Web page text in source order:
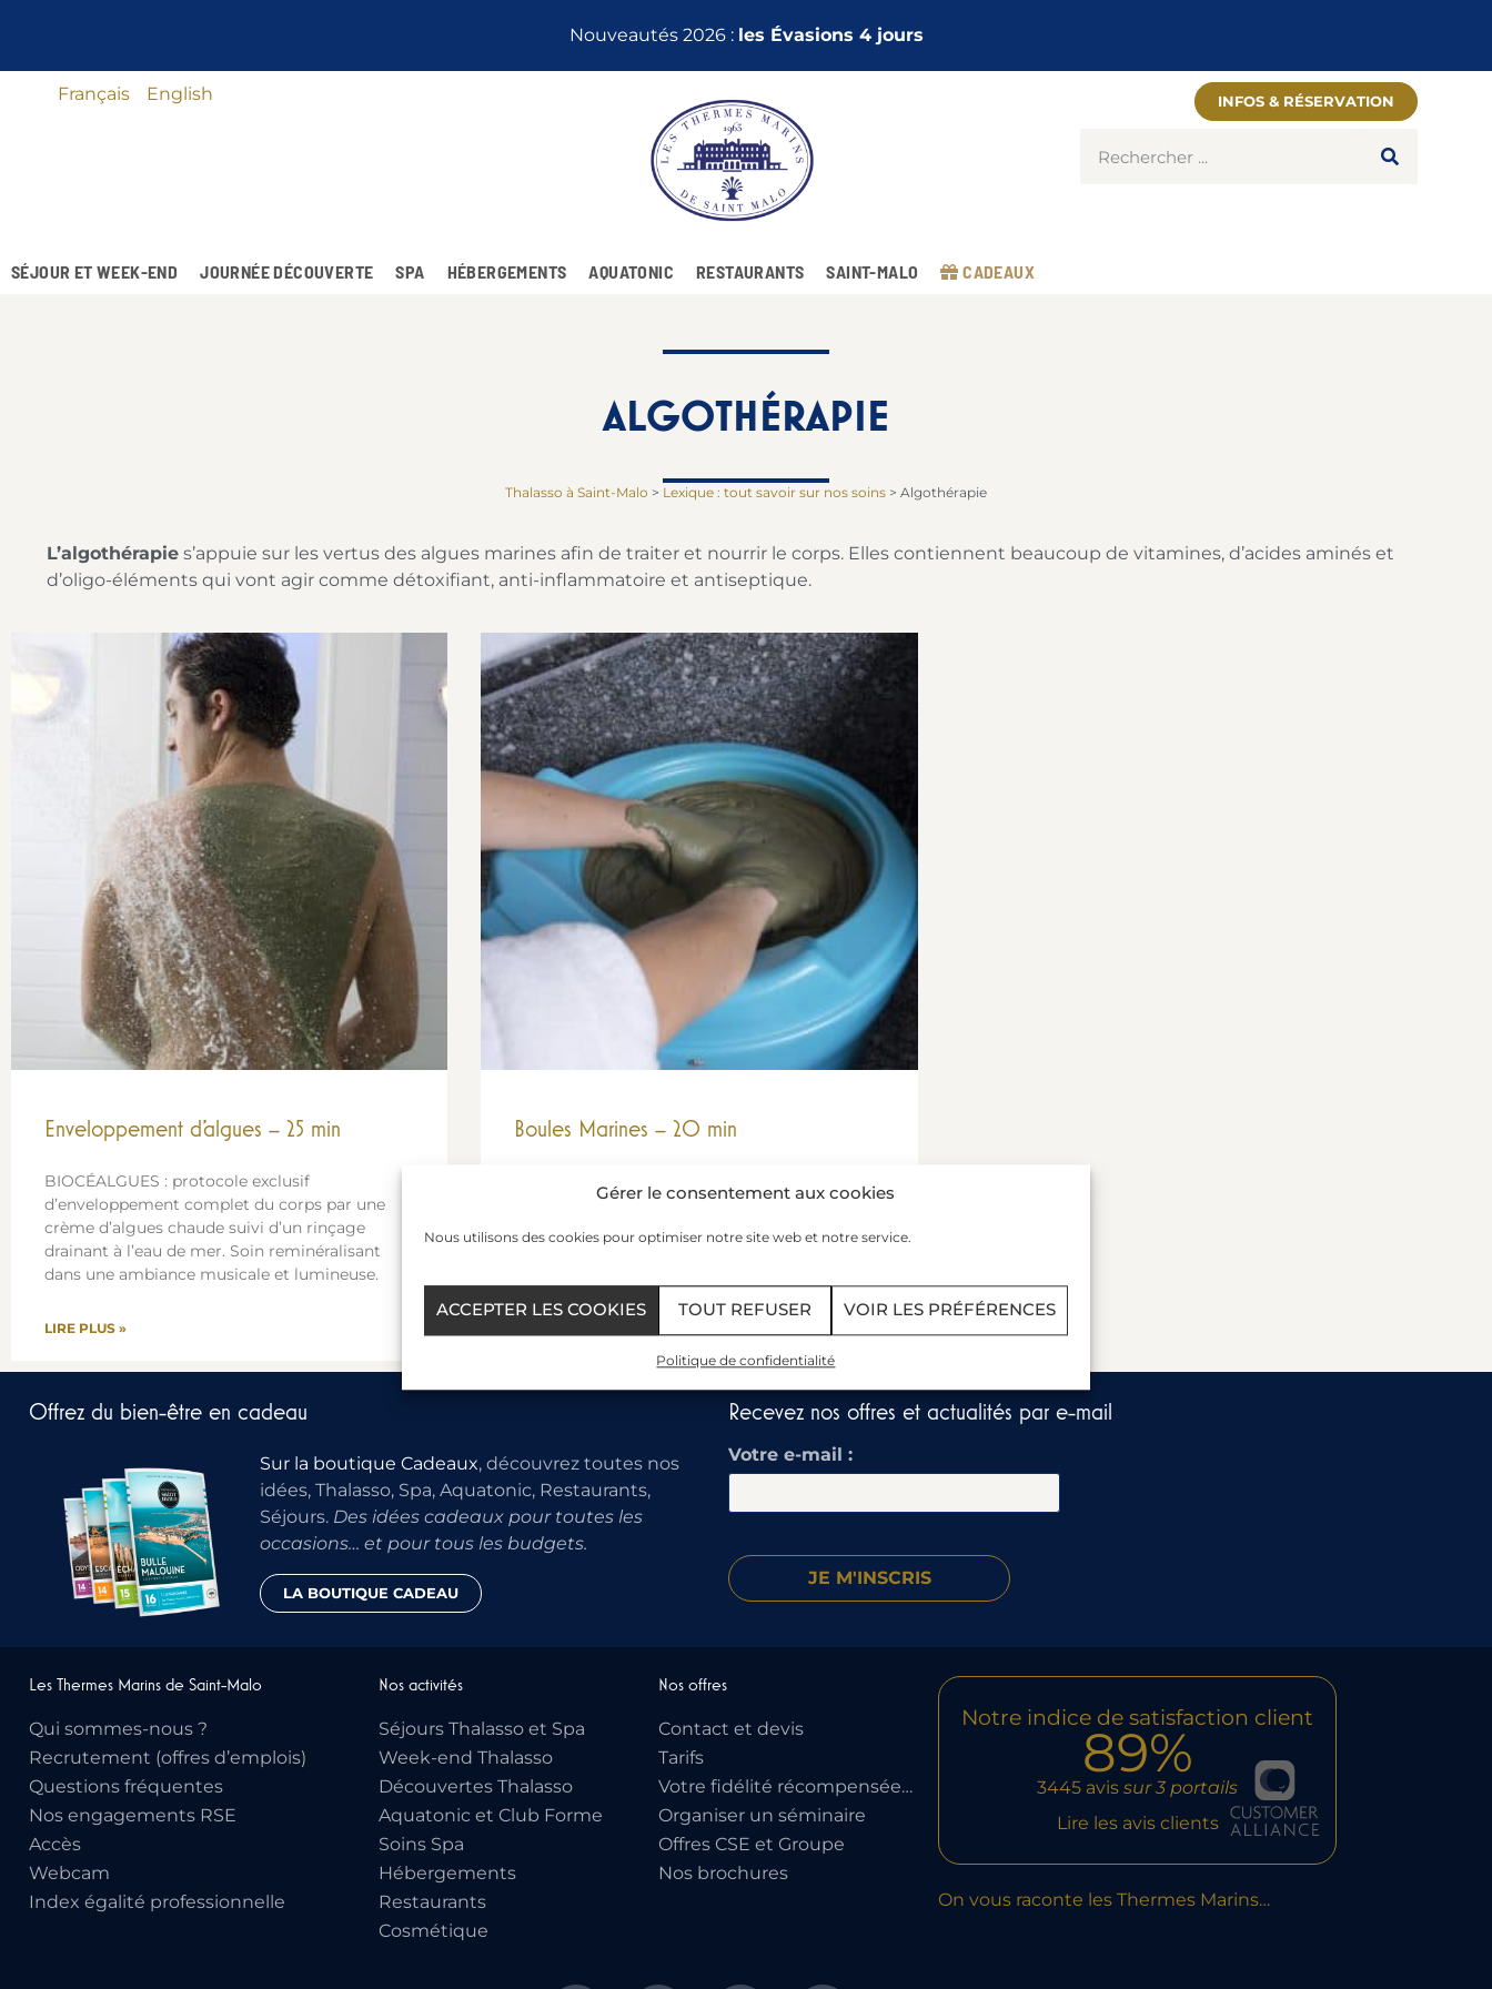
Gérer le consentement aux cookies
Nous utilisons des cookies pour optimiser notre site web et notre service.
ACCEPTER LES COOKIES TOUT REFUSER VOIR LES PRÉFÉRENCES
Politique de confidentialité
Nouveautés 2026 : les Évasions 4 jours
Français English INFOS & RÉSERVATION
SÉJOUR ET WEEK-END JOURNÉE DÉCOUVERTE SPA HÉBERGEMENTS AQUATONIC RESTAURANTS SAINT-MALO CADEAUX
ALGOTHÉRAPIE
Thalasso à Saint-Malo > Lexique : tout savoir sur nos soins> Algothérapie
L’algothérapie s’appuie sur les vertus des algues marines afin de traiter et nourrir le corps. Elles contiennent beaucoup de vitamines, d’acides aminés et
d’oligo-éléments qui vont agir comme détoxifiant, anti-inflammatoire et antiseptique.
Enveloppement d’algues – 25 min
BIOCÉALGUES : protocole exclusif
d’enveloppement complet du corps par une
crème d’algues chaude suivi d’un rinçage
drainant à l’eau de mer. Soin reminéralisant
dans une ambiance musicale et lumineuse.
LIRE PLUS »
Boules Marines – 20 min
Automassage des doigts et des poignets dans
une crème d’algues chaude. Soin
reminéralisant et sédatif.
LIRE PLUS »
Offrez du bien-être en cadeau
Sur la boutique Cadeaux, découvrez toutes nos
idées, Thalasso, Spa, Aquatonic, Restaurants,
Séjours. Des idées cadeaux pour toutes les
occasions… et pour tous les budgets.
LA BOUTIQUE CADEAU
Recevez nos offres et actualités par e-mail​
Votre e-mail :
Les Thermes Marins de Saint-Malo
Qui sommes-nous ?
Recrutement (offres d’emplois)
Questions fréquentes
Nos engagements RSE
Accès
Webcam
Index égalité professionnelle
Nos activités
Séjours Thalasso et Spa
Week-end Thalasso
Découvertes Thalasso
Aquatonic et Club Forme
Soins Spa
Hébergements
Restaurants
Cosmétique
Nos offres
Contact et devis
Tarifs
Votre fidélité récompensée…
Organiser un séminaire
Offres CSE et Groupe
Nos brochures
Notre indice de satisfaction client
89%
3445 avis sur 3 portails
Lire les avis clients
On vous raconte les Thermes Marins…